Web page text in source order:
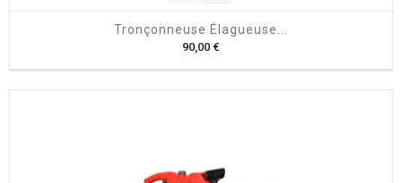
Tronçonneuse Élagueuse...
90,00 €
x